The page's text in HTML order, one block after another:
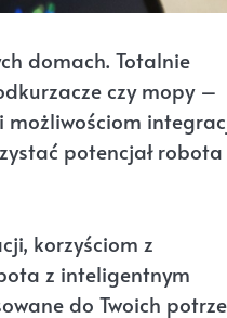
domach. Totalnie
czy mopy –
możliwościom
potencjał robota
korzyściom z
z inteligentnym
do Twoich